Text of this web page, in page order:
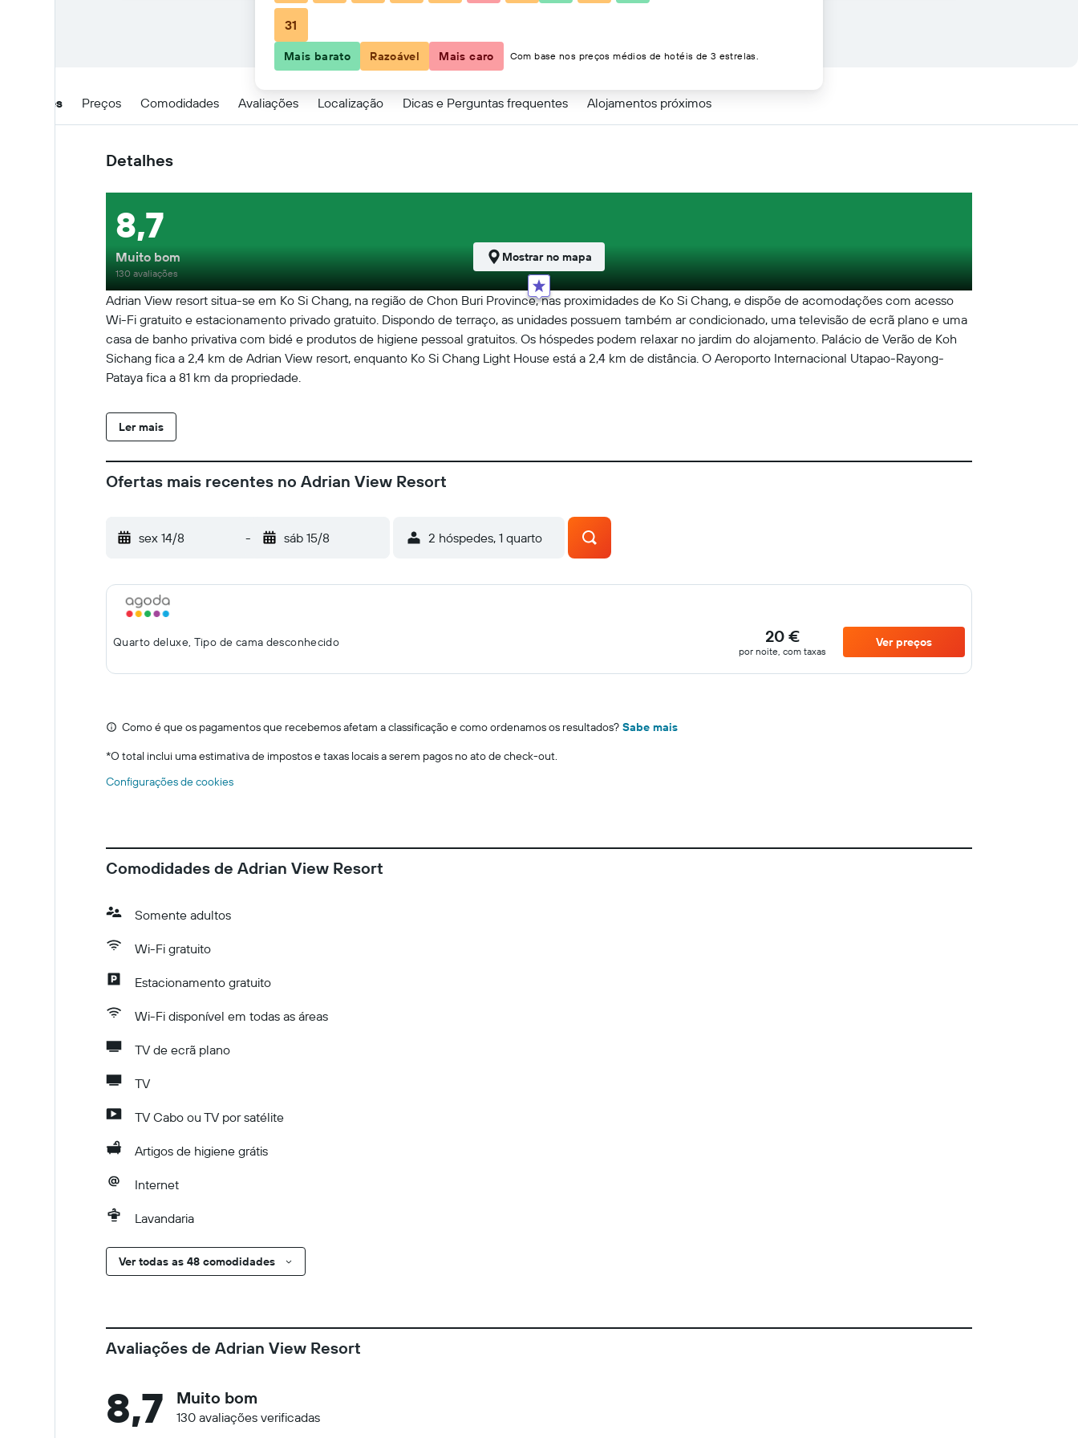
Detalhes Preços Comodidades Avaliações Localização Dicas e Perguntas frequentes Alojamentos próximos
Detalhes
Adrian View resort situa-se em Ko Si Chang, na região de Chon Buri Province, nas proximidades de Ko Si Chang, e dispõe de acomodações com acesso
Wi-Fi gratuito e estacionamento privado gratuito. Dispondo de terraço, as unidades possuem também ar condicionado, uma televisão de ecrã plano e uma
casa de banho privativa com bidé e produtos de higiene pessoal gratuitos. Os hóspedes podem relaxar no jardim do alojamento. Palácio de Verão de Koh
Sichang fica a 2,4 km de Adrian View resort, enquanto Ko Si Chang Light House está a 2,4 km de distância. O Aeroporto Internacional Utapao-Rayong-
Pataya fica a 81 km da propriedade.
Ler mais
8,7
Muito bom
130 avaliações
Mostrar no mapa
Ofertas mais recentes no Adrian View Resort
sex 14/8 - sáb 15/8 2 hóspedes, 1 quarto
Quarto deluxe, Tipo de cama desconhecido 20 €
por noite, com taxas
Ver preços
Como é que os pagamentos que recebemos afetam a classificação e como ordenamos os resultados? Sabe mais
*O total inclui uma estimativa de impostos e taxas locais a serem pagos no ato de check-out.
Configurações de cookies
Comodidades de Adrian View Resort
Somente adultos
Wi-Fi gratuito
Estacionamento gratuito
Wi-Fi disponível em todas as áreas
TV de ecrã plano
TV
TV Cabo ou TV por satélite
Artigos de higiene grátis
Internet
Lavandaria
Ver todas as 48 comodidades
Avaliações de Adrian View Resort
8,7 Muito bom
130 avaliações verificadas
31
Mais barato Razoável Mais caro Com base nos preços médios de hotéis de 3 estrelas.